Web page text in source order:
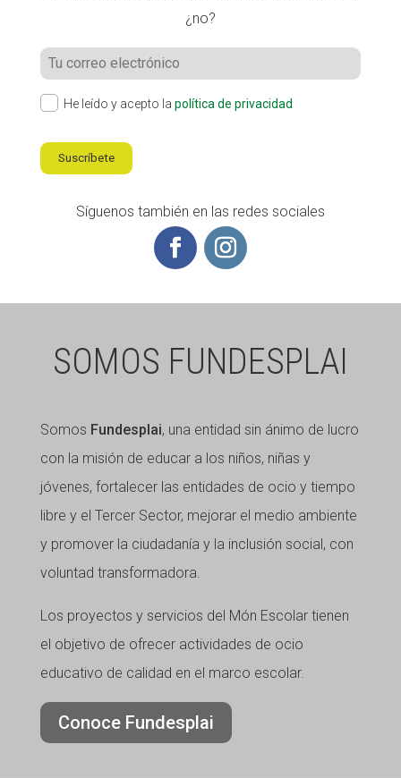
¿no?
He leído y acepto la política de privacidad
Suscríbete
Síguenos también en las redes sociales
SOMOS FUNDESPLAI
Somos Fundesplai, una entidad sin ánimo de lucro
con la misión de educar a los niños, niñas y
jóvenes, fortalecer las entidades de ocio y tiempo
libre y el Tercer Sector, mejorar el medio ambiente
y promover la ciudadanía y la inclusión social, con
voluntad transformadora.
Los proyectos y servicios del Món Escolar tienen
el objetivo de ofrecer actividades de ocio
educativo de calidad en el marco escolar.
Conoce Fundesplai